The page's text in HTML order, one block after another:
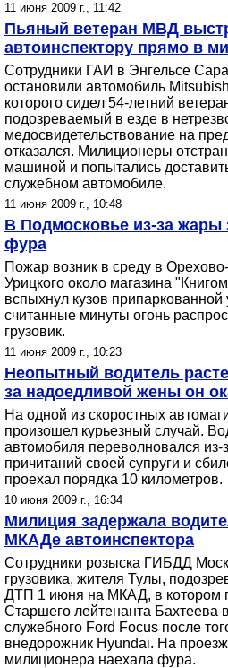
11 июня 2009 г., 11:42
Пьяный ветеран МВД
автоинспектору прямо в
Сотрудники ГАИ в Энгельсе
остановили автомобиль
которого сидел 54-летний
подозреваемый в езде в
медосвидетельствование на
отказался. Милиционеры
машиной и попытались
служебном автомобиле.
11 июня 2009 г., 10:48
В Подмосковье из-за жары
фура
Пожар возник в среду в
Урицкого около магазина
вспыхнул кузов
считанные минуты огонь
грузовик.
11 июня 2009 г., 10:23
Неопытный водитель
за надоедливой жены он
На одной из скоростных
произошел курьезный случай.
автомобиля переволновался из-
причитаний своей супруги и
проехал порядка 10 километров.
10 июня 2009 г., 16:34
Милиция задержала
МКАДе автоинспектора
Сотрудники розыска ГИБДД
грузовика, жителя Тулы,
ДТП 1 июня на МКАД, в котором
Старшего лейтенанта Бахтеева
служебного Ford Focus после
внедорожник Hyundai. На
милиционера наехала фура.